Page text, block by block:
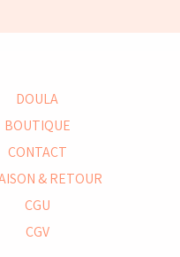
DOULA
BOUTIQUE
CONTACT
& RETOUR
CGU
CGV